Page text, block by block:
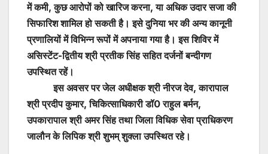
में कमी, कुछ आरोपों को खारिज करना, या अधिक उदार सजा की
सिफारिश शामिल हो सकती है। इसे दुनिया भर की अन्य कानूनी
प्रणालियों में विभिन्न रूपों में अपनाया गया है। इस शिविर में
असिस्टेंट-द्वितीय श्री प्रतीक सिंह सहित दर्जनों बन्दीगण
उपस्थित रहें।
इस अवसर पर जेल अधीक्षक श्री नीरज देव, कारापाल
श्री प्रदीप कुमार, चिकित्साधिकारी डॉ0 राहुल बर्मन,
उपकारापाल श्री अमर सिंह तथा जिला विधिक सेवा प्राधिकरण
जालौन के लिपिक श्री शुभम् शुक्ला उपस्थित रहे।